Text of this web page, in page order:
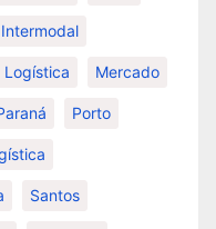
Intermodal
Logística Mercado
Porto
Santos